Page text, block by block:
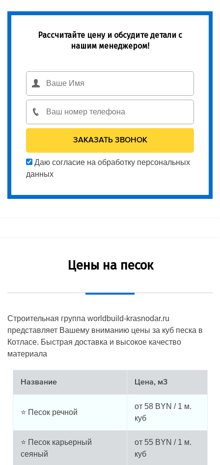
Рассчитайте цену и обсудите детали с
нашим менеджером!
Даю согласие на обработку персональных
данных
Цены на песок
Строительная группа worldbuild-krasnodar.ru
представляет Вашему вниманию цены за куб песка в
Котласе. Быстрая доставка и высокое качество
материала
Название Цена, м3
⭐ Песок речной
от 58 BYN / 1 м.
куб
⭐ Песок карьерный
сеяный
от 55 BYN / 1 м.
куб